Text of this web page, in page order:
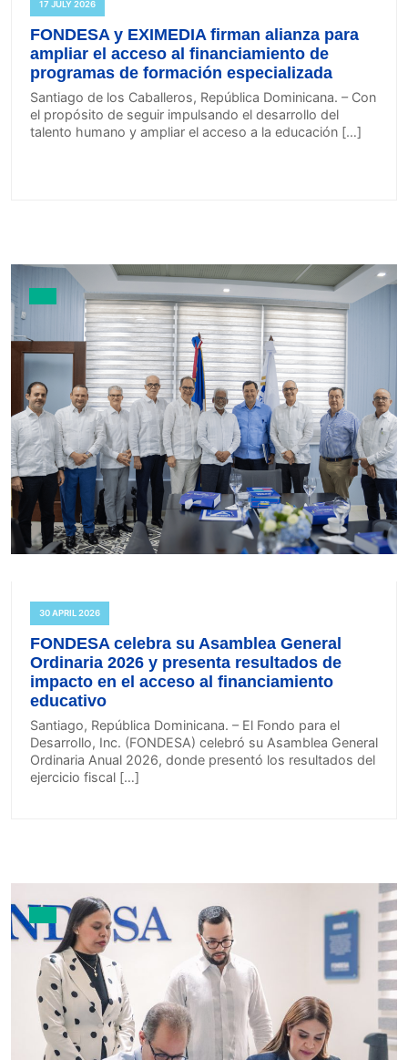
17 JULY 2026
FONDESA y EXIMEDIA firman alianza para
ampliar el acceso al financiamiento de
programas de formación especializada
Santiago de los Caballeros, República Dominicana. – Con
el propósito de seguir impulsando el desarrollo del
talento humano y ampliar el acceso a la educación […]
30 APRIL 2026
FONDESA celebra su Asamblea General
Ordinaria 2026 y presenta resultados de
impacto en el acceso al financiamiento
educativo
Santiago, República Dominicana. – El Fondo para el
Desarrollo, Inc. (FONDESA) celebró su Asamblea General
Ordinaria Anual 2026, donde presentó los resultados del
ejercicio fiscal […]